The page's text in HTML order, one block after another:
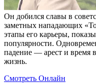
Он добился славы в
заметных нападающих
этапы его карьеры,
популярности.
падение — арест и время
жизнь.
Смотреть Онлайн